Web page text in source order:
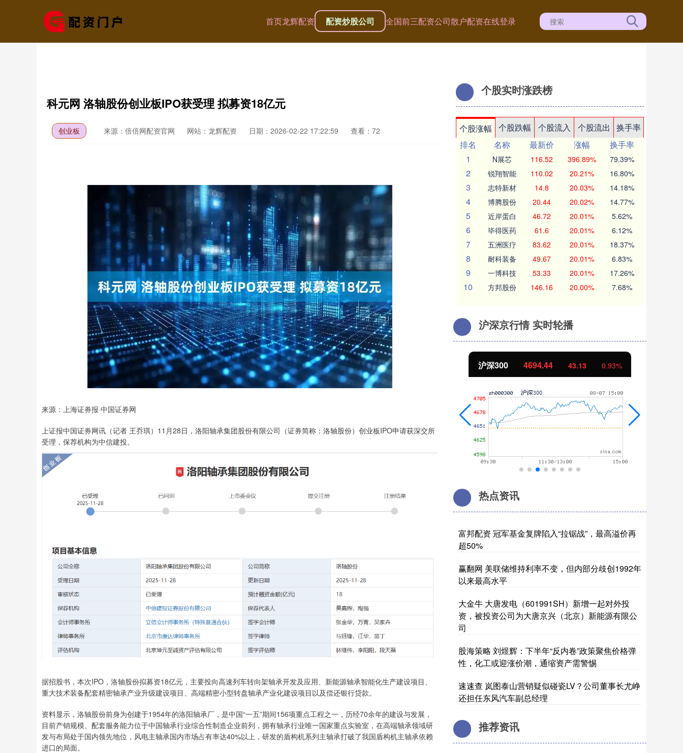
首页龙辉配资 配资炒股公司 全国前三配资公司散户配资在线登录
科元网 洛轴股份创业板IPO获受理 拟募资18亿元
创业板 来源：倍倍网配资官网 网站：龙辉配资 日期：2026-02-22 17:22:59 查看：72
来源：上海证券报·中国证券网
上证报中国证券网讯（记者 王乔琪）11月28日，洛阳轴承集团股份有限公司（证券简称：洛轴股份）创业板IPO申请获深交所
受理，保荐机构为中信建投。
据招股书，本次IPO，洛轴股份拟募资18亿元，主要投向高速列车转向架轴承开发及应用、新能源轴承智能化生产建设项目、
重大技术装备配套精密轴承产业升级建设项目、高端精密小型转盘轴承产业化建设项目以及偿还银行贷款。
资料显示，洛轴股份前身为创建于1954年的洛阳轴承厂，是中国“一五”期间156项重点工程之一，历经70余年的建设与发展，
目前产销规模、配套服务能力位于中国轴承行业综合性制造企业前列，拥有轴承行业唯一国家重点实验室，在高端轴承领域研
发与布局处于国内领先地位，风电主轴承国内市场占有率达40%以上，研发的盾构机系列主轴承打破了我国盾构机主轴承依赖
进口的局面。
个股实时涨跌榜
个股涨幅 个股跌幅 个股流入 个股流出
换手率
排名
名称 最新价 涨幅
换手率
1
N展芯 116.52 396.89% 79.39%
2 锐翔智能 110.02 20.21% 16.80%
3 志特新材 14.8 20.03% 14.18%
4 博腾股份 20.44 20.02% 14.77%
5 近岸蛋白 46.72 20.01% 5.62%
6 毕得医药 61.6 20.01% 6.12%
7 五洲医疗 83.62 20.01% 18.37%
8 耐科装备 49.67 20.01% 6.83%
9 一博科技 53.33 20.01% 17.26%
10 方邦股份 146.16 20.00% 7.68%
沪深京行情 实时轮播
上证指数 3940.04 39.68 1.02% 深证成指 14311.01 200.89 沪深300 4694.44 43.13 0.93%
热点资讯
富邦配资 冠军基金复牌陷入“拉锯战”，最高溢价再
超50%
赢翻网 美联储维持利率不变，但内部分歧创1992年
以来最高水平
大金牛 大唐发电（601991SH）新增一起对外投
资，被投资公司为大唐京兴（北京）新能源有限公
司
股海策略 刘煜辉：下半年“反内卷”政策聚焦价格弹
性，化工或迎涨价潮，通缩资产需警惕
速速查 岚图泰山营销疑似碰瓷LV？公司董事长尤峥
还担任东风汽车副总经理
推荐资讯